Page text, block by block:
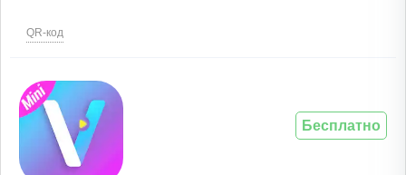
QR-код
Бесплатно